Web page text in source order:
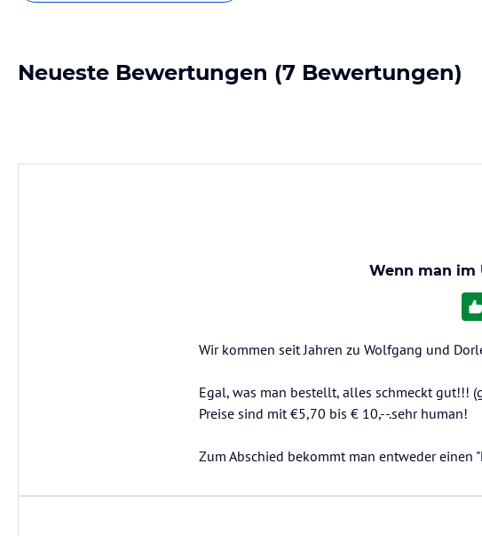
Neueste Bewertungen (7 Bewertungen)
Wenn man im
Wir kommen seit Jahren zu Wolfgang und
Egal, was man bestellt, alles schmeckt gut!!!
Preise sind mit €5,70 bis € 10,--.sehr human!
Zum Abschied bekommt man entweder einen